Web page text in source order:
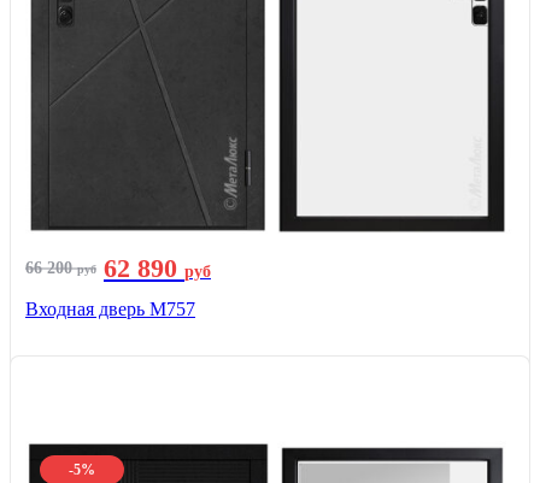
66 200руб 62 890 руб
Входная дверь М757
-5%